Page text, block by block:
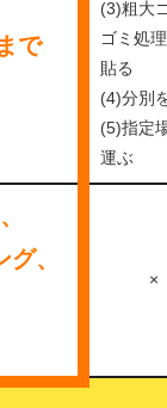
で
(3)粗大
ゴミ処
貼る
(4)分別
(5)指定
運ぶ
、
×